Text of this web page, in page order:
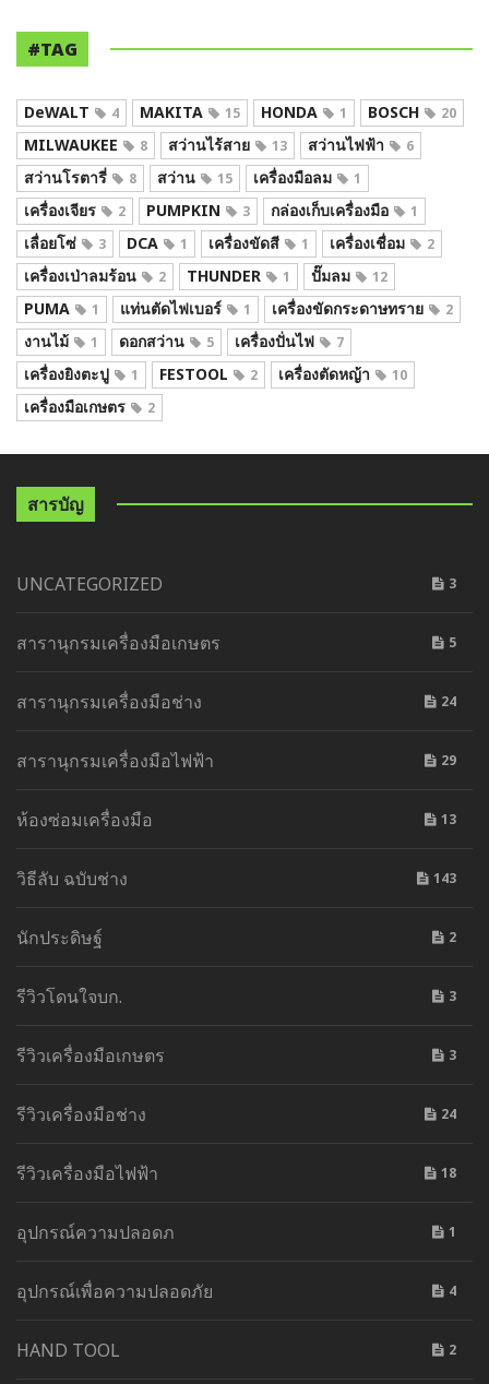
#TAG
DeWALT 4 MAKITA 15 HONDA 1 BOSCH 20
MILWAUKEE 8 สว่านไร้สาย 13 สว่านไฟฟ้า 6
สว่านโรตารี่ 8 สว่าน 15 เครื่องมือลม 1
เครื่องเจียร 2 PUMPKIN 3 กล่องเก็บเครื่องมือ 1
เลื่อยโซ่ 3 DCA 1 เครื่องขัดสี 1 เครื่องเชื่อม 2
เครื่องเป่าลมร้อน 2 THUNDER 1 ปั๊มลม 12
PUMA 1 แท่นตัดไฟเบอร์ 1 เครื่องขัดกระดาษทราย 2
งานไม้ 1 ดอกสว่าน 5 เครื่องปั่นไฟ 7
เครื่องยิงตะปู 1 FESTOOL 2 เครื่องตัดหญ้า 10
เครื่องมือเกษตร 2
สารบัญ
UNCATEGORIZED 3
สารานุกรมเครื่องมือเกษตร 5
สารานุกรมเครื่องมือช่าง 24
สารานุกรมเครื่องมือไฟฟ้า 29
ห้องซ่อมเครื่องมือ 13
วิธีลับ ฉบับช่าง 143
นักประดิษฐ์ 2
รีวิวโดนใจบก. 3
รีวิวเครื่องมือเกษตร 3
รีวิวเครื่องมือช่าง 24
รีวิวเครื่องมือไฟฟ้า 18
อุปกรณ์ความปลอดภ 1
อุปกรณ์เพื่อความปลอดภัย 4
HAND TOOL 2